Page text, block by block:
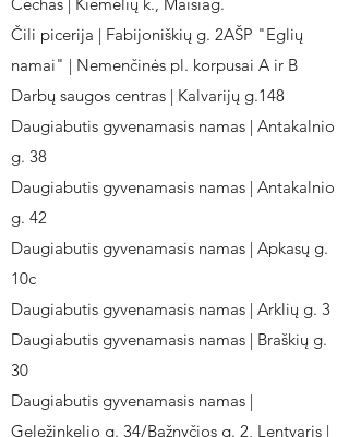
Čili picerija | Fabijoniškių g. 2AŠP "Eglių
namai" | Nemenčinės pl. korpusai A ir B
Darbų saugos centras | Kalvarijų g.148
Daugiabutis gyvenamasis namas | Antakalnio
g. 38
Daugiabutis gyvenamasis namas | Antakalnio
g. 42
Daugiabutis gyvenamasis namas | Apkasų g.
10c
Daugiabutis gyvenamasis namas | Arklių g. 3
Daugiabutis gyvenamasis namas | Braškių g.
30
Daugiabutis gyvenamasis namas |
Geležinkelio g. 34/Bažnyčios g. 2, Lentvaris |